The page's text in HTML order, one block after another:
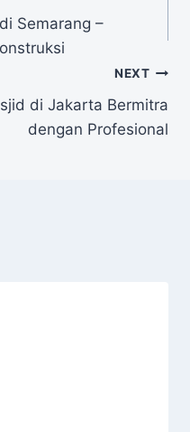
Semarang –
NEXT
di Jakarta Bermitra
dengan Profesional